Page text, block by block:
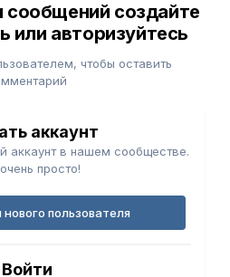
сообщений создайте
или авторизуйтесь
чтобы оставить
аккаунт
аккаунт в нашем сообществе.
просто!
пользователя
Войти